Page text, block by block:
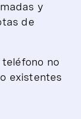
y
de
no
existentes